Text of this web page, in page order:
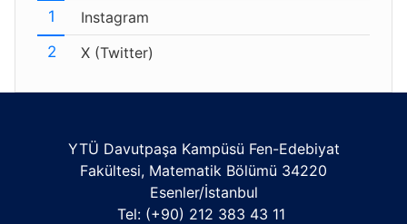
Instagram
X (Twitter)
YTÜ Davutpaşa Kampüsü Fen-Edebiyat
Fakültesi, Matematik Bölümü 34220
Esenler/İstanbul
Tel: (+90) 212 383 43 11